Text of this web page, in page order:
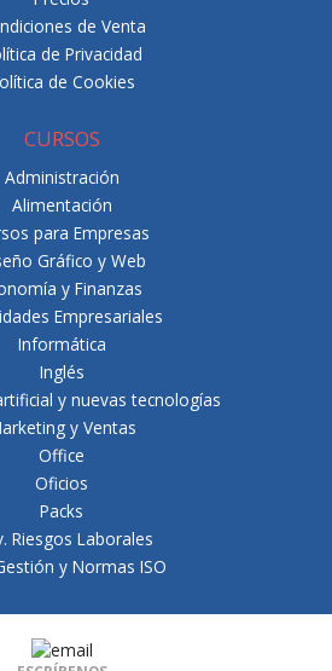
de Venta
de Privacidad
de Cookies
CURSOS
Administración
Alimentación
para Empresas
Gráfico y Web
y Finanzas
Empresariales
Informática
Inglés
y nuevas tecnologías
y Ventas
Office
Oficios
Packs
Riesgos Laborales
y Normas ISO